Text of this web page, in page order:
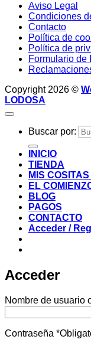
Aviso Legal
Condiciones
Contacto
Política de
Política de
Formulario de
Copyright 2026 ©
LODOSA
Buscar por:
INICIO
TIENDA
MIS
EL
BLOG
PAGOS
CONTACTO
Acceder /
Acceder
Nombre de usuario
Contraseña *